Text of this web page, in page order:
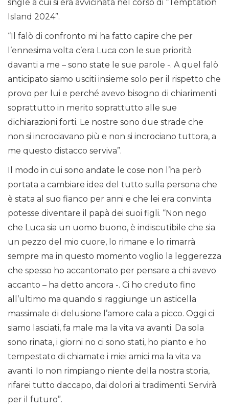
sngle a cui si era avvicinata nel corso di “Temptation
Island 2024”.
“Il falò di confronto mi ha fatto capire che per
l’ennesima volta c’era Luca con le sue priorità
davanti a me – sono state le sue parole -. A quel falò
anticipato siamo usciti insieme solo per il rispetto che
provo per lui e perché avevo bisogno di chiarimenti
soprattutto in merito soprattutto alle sue
dichiarazioni forti. Le nostre sono due strade che
non si incrociavano più e non si incrociano tuttora, a
me questo distacco serviva”.
Il modo in cui sono andate le cose non l’ha però
portata a cambiare idea del tutto sulla persona che
è stata al suo fianco per anni e che lei era convinta
potesse diventare il papà dei suoi figli. “Non nego
che Luca sia un uomo buono, è indiscutibile che sia
un pezzo del mio cuore, lo rimane e lo rimarrà
sempre ma in questo momento voglio la leggerezza
che spesso ho accantonato per pensare a chi avevo
accanto – ha detto ancora -. Ci ho creduto fino
all’ultimo ma quando si raggiunge un asticella
massimale di delusione l’amore cala a picco. Oggi ci
siamo lasciati, fa male ma la vita va avanti. Da sola
sono rinata, i giorni no ci sono stati, ho pianto e ho
tempestato di chiamate i miei amici ma la vita va
avanti. Io non rimpiango niente della nostra storia,
rifarei tutto daccapo, dai dolori ai tradimenti. Servirà
per il futuro”.